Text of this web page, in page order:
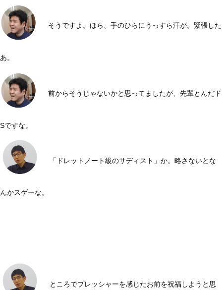
そうですよ。ほら、手のひらにうっすら汗が。緊張した
あ。
前からそうじゃないかと思ってましたが、先輩とんだド
Sですな。
「ドレットノート級のサディスト」か。略さないとな
んかスゲーな。
ところでプレッシャーを感じたお前を祝福しようと思